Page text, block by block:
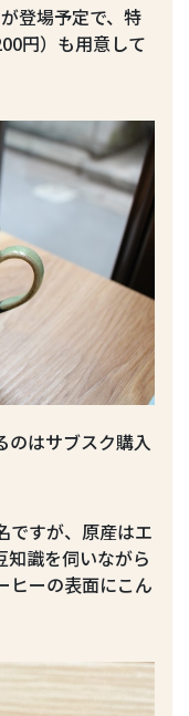
登場予定で、特
円）も用意して
はサブスク購入
ですが、原産はエ
知識を伺いながら
ヒーの表面にこん